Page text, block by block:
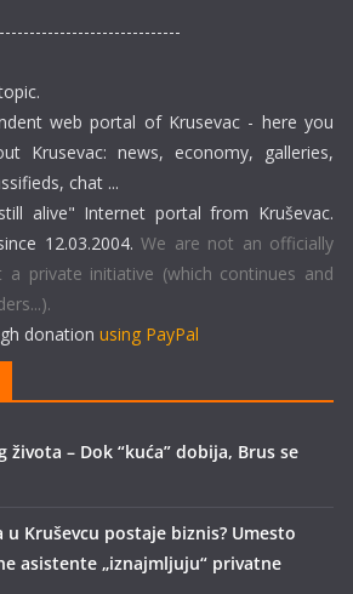
web portal of Krusevac - here you
Krusevac: news, economy, galleries,
chat ...
alive" Internet portal from Kruševac.
12.03.2004. We are not an officially
a private initiative (which continues and
donation using PayPal
života – Dok “kuća” dobija, Brus se
Kruševcu postaje biznis? Umesto
asistente „iznajmljuju“ privatne